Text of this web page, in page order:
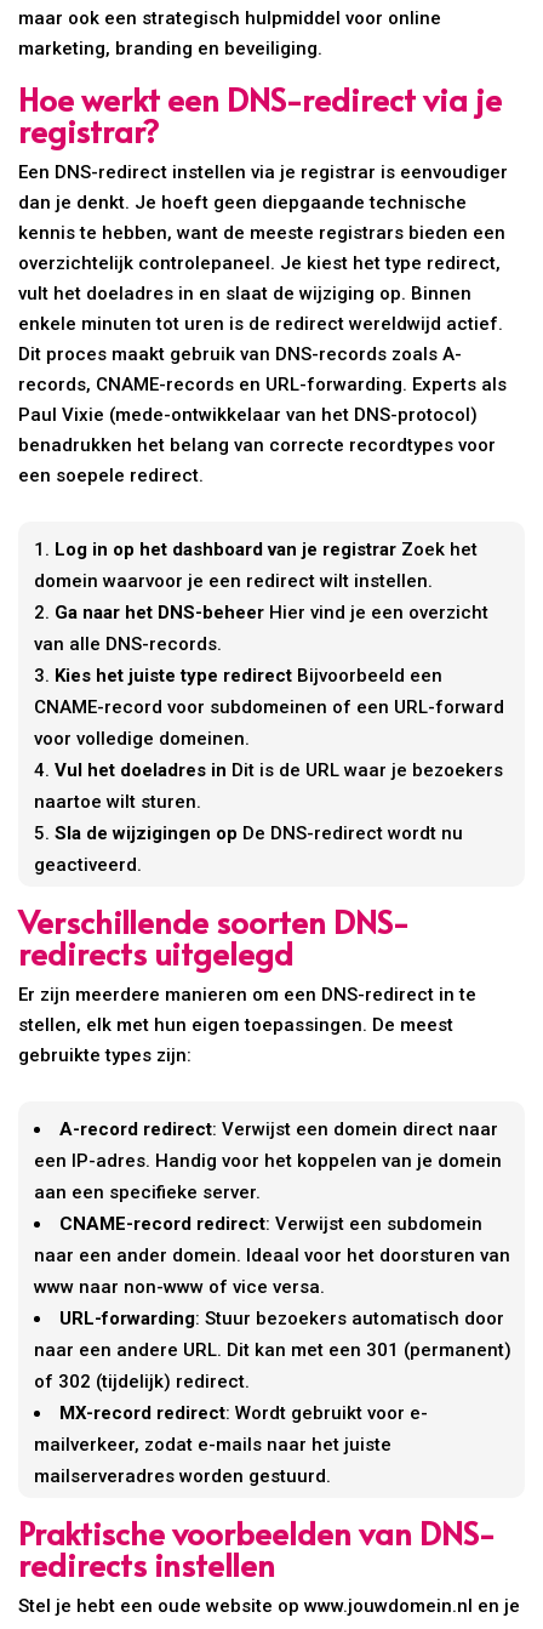
maar ook een strategisch hulpmiddel voor online
marketing, branding en beveiliging.
Hoe werkt een DNS-redirect via je
registrar?
Een DNS-redirect instellen via je registrar is eenvoudiger
dan je denkt. Je hoeft geen diepgaande technische
kennis te hebben, want de meeste registrars bieden een
overzichtelijk controlepaneel. Je kiest het type redirect,
vult het doeladres in en slaat de wijziging op. Binnen
enkele minuten tot uren is de redirect wereldwijd actief.
Dit proces maakt gebruik van DNS-records zoals A-
records, CNAME-records en URL-forwarding. Experts als
Paul Vixie (mede-ontwikkelaar van het DNS-protocol)
benadrukken het belang van correcte recordtypes voor
een soepele redirect.
Log in op het dashboard van je registrar Zoek het
domein waarvoor je een redirect wilt instellen.
Ga naar het DNS-beheer Hier vind je een overzicht
van alle DNS-records.
Kies het juiste type redirect Bijvoorbeeld een
CNAME-record voor subdomeinen of een URL-forward
voor volledige domeinen.
Vul het doeladres in Dit is de URL waar je bezoekers
naartoe wilt sturen.
Sla de wijzigingen op De DNS-redirect wordt nu
geactiveerd.
Verschillende soorten DNS-
redirects uitgelegd
Er zijn meerdere manieren om een DNS-redirect in te
stellen, elk met hun eigen toepassingen. De meest
gebruikte types zijn:
A-record redirect: Verwijst een domein direct naar
een IP-adres. Handig voor het koppelen van je domein
aan een specifieke server.
CNAME-record redirect: Verwijst een subdomein
naar een ander domein. Ideaal voor het doorsturen van
www naar non-www of vice versa.
URL-forwarding: Stuur bezoekers automatisch door
naar een andere URL. Dit kan met een 301 (permanent)
of 302 (tijdelijk) redirect.
MX-record redirect: Wordt gebruikt voor e-
mailverkeer, zodat e-mails naar het juiste
mailserveradres worden gestuurd.
Praktische voorbeelden van DNS-
redirects instellen
Stel je hebt een oude website op www.jouwdomein.nl en je